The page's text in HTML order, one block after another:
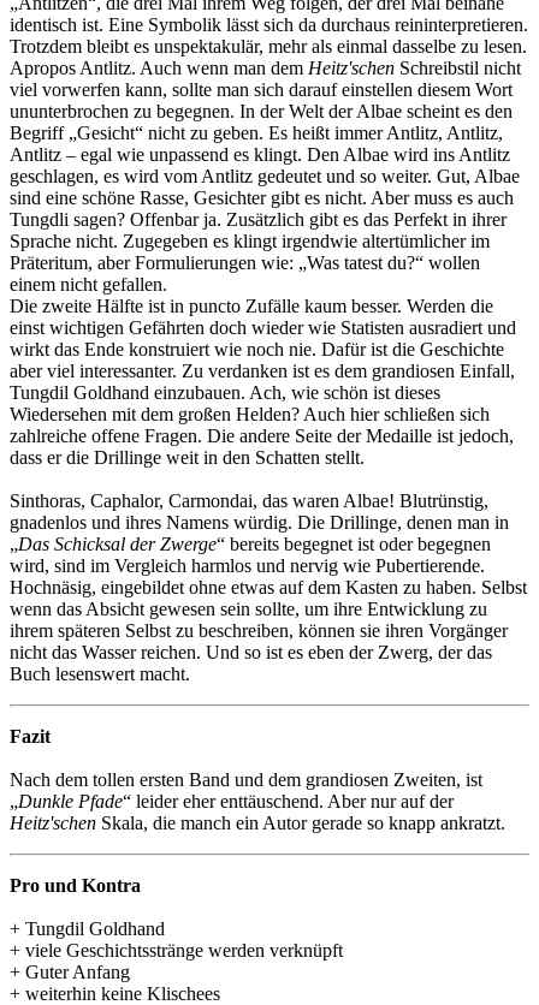
identisch ist. Eine Symbolik lässt sich da durchaus reininterpretieren.
Trotzdem bleibt es unspektakulär, mehr als einmal dasselbe zu lesen.
Apropos Antlitz. Auch wenn man dem Heitz'schen Schreibstil nicht
viel vorwerfen kann, sollte man sich darauf einstellen diesem Wort
ununterbrochen zu begegnen. In der Welt der Albae scheint es den
Begriff „Gesicht“ nicht zu geben. Es heißt immer Antlitz, Antlitz,
Antlitz – egal wie unpassend es klingt. Den Albae wird ins Antlitz
geschlagen, es wird vom Antlitz gedeutet und so weiter. Gut, Albae
sind eine schöne Rasse, Gesichter gibt es nicht. Aber muss es auch
Tungdli sagen? Offenbar ja. Zusätzlich gibt es das Perfekt in ihrer
Sprache nicht. Zugegeben es klingt irgendwie altertümlicher im
Präteritum, aber Formulierungen wie: „Was tatest du?“ wollen
einem nicht gefallen.
Die zweite Hälfte ist in puncto Zufälle kaum besser. Werden die
einst wichtigen Gefährten doch wieder wie Statisten ausradiert und
wirkt das Ende konstruiert wie noch nie. Dafür ist die Geschichte
aber viel interessanter. Zu verdanken ist es dem grandiosen Einfall,
Tungdil Goldhand einzubauen. Ach, wie schön ist dieses
Wiedersehen mit dem großen Helden? Auch hier schließen sich
zahlreiche offene Fragen. Die andere Seite der Medaille ist jedoch,
dass er die Drillinge weit in den Schatten stellt.
Sinthoras, Caphalor, Carmondai, das waren Albae! Blutrünstig,
gnadenlos und ihres Namens würdig. Die Drillinge, denen man in
„Das Schicksal der Zwerge“ bereits begegnet ist oder begegnen
wird, sind im Vergleich harmlos und nervig wie Pubertierende.
Hochnäsig, eingebildet ohne etwas auf dem Kasten zu haben. Selbst
wenn das Absicht gewesen sein sollte, um ihre Entwicklung zu
ihrem späteren Selbst zu beschreiben, können sie ihren Vorgänger
nicht das Wasser reichen. Und so ist es eben der Zwerg, der das
Buch lesenswert macht.
Fazit
Nach dem tollen ersten Band und dem grandiosen Zweiten, ist
„Dunkle Pfade“ leider eher enttäuschend. Aber nur auf der
Heitz'schen Skala, die manch ein Autor gerade so knapp ankratzt.
Pro und Kontra
+ Tungdil Goldhand
+ viele Geschichtsstränge werden verknüpft
+ Guter Anfang
+ weiterhin keine Klischees